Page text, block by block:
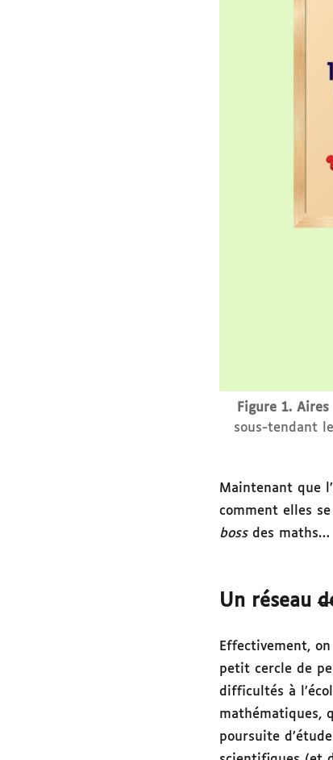
Figure 1.
sous-tendant
Maintenant que
comment elles
bossdes maths…
Un réseau
Effectivement,
petit cercle de
difficultés à
mathématiques,
poursuite